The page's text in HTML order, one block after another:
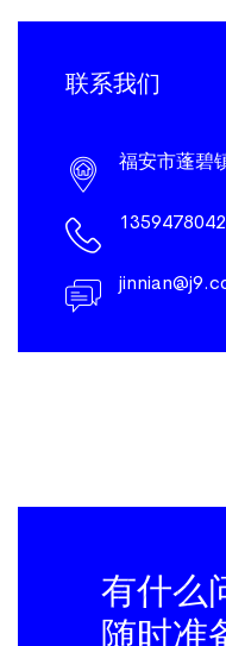
联系我们
福安市蓬碧
有什么
随时准